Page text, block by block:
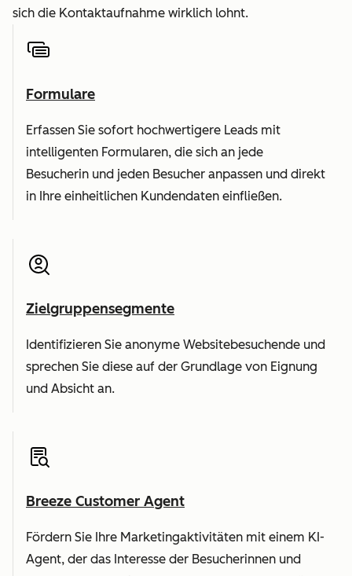
sich die Kontaktaufnahme wirklich lohnt.
Formulare
Erfassen Sie sofort hochwertigere Leads mit
intelligenten Formularen, die sich an jede
Besucherin und jeden Besucher anpassen und direkt
in Ihre einheitlichen Kundendaten einfließen.
Zielgruppensegmente
Identifizieren Sie anonyme Websitebesuchende und
sprechen Sie diese auf der Grundlage von Eignung
und Absicht an.
Breeze Customer Agent
Fördern Sie Ihre Marketingaktivitäten mit einem KI-
Agent, der das Interesse der Besucherinnen und